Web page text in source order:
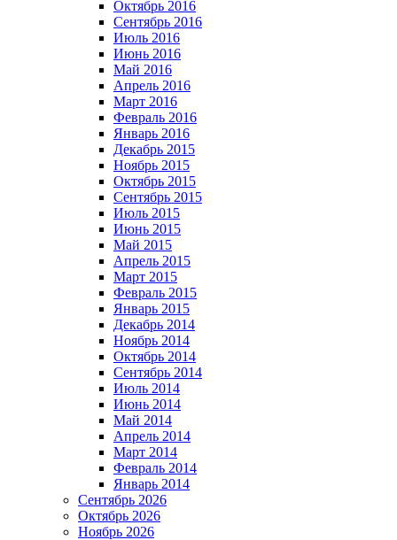
Октябрь 2016
Сентябрь 2016
Июль 2016
Июнь 2016
Май 2016
Апрель 2016
Март 2016
Февраль 2016
Январь 2016
Декабрь 2015
Ноябрь 2015
Октябрь 2015
Сентябрь 2015
Июль 2015
Июнь 2015
Май 2015
Апрель 2015
Март 2015
Февраль 2015
Январь 2015
Декабрь 2014
Ноябрь 2014
Октябрь 2014
Сентябрь 2014
Июль 2014
Июнь 2014
Май 2014
Апрель 2014
Март 2014
Февраль 2014
Январь 2014
Сентябрь 2026
Октябрь 2026
Ноябрь 2026